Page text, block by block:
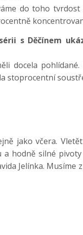
do toho
s Děčínem
docela pohlídané.
stoprocentní
jako včera.
hodně silné pivoty
Jelínka. Musíme